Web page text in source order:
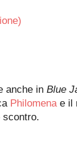
anche in Blue
Philomena e il
scontro.